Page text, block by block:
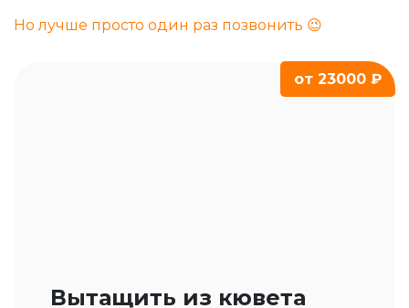
Но лучше просто один раз позвонить 😉
Вытащить из кювета
от 23000 ₽